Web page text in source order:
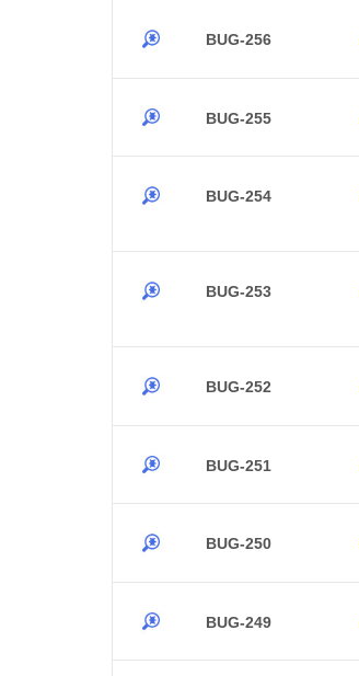
BUG-256
BUG-255
BUG-254
BUG-253
BUG-252
BUG-251
BUG-250
BUG-249